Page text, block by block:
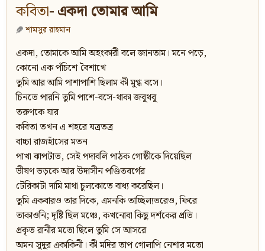
কবিতা- একদা তোমার আমি
শামসুর রাহমান
একদা, তোমাকে আমি অহংকারী বলে জানতাম। মনে পড়ে,
কোনো এক পঁচিশে বৈশাখে
তুমি আর আমি পাশাপাশি ছিলাম কী মুগ্ধ বসে।
চিনতে পারনি তুমি পাশে-বসে-থাকা জবুথবু
তরুণকে যার
কবিতা তখন এ শহরে যত্রতত্র
বাচ্চা রাজহাঁসের মতন
পাখা ঝাপটাত, সেই পদাবলি পাঠক গোষ্ঠীকে দিয়েছিল
ভীষণ ভড়কে আর উদাসীন পণ্ডিতবর্গের
টেরিকাটা দামি মাথা চুলকোতে বাধ্য করেছিল।
তুমি একবারও তার দিকে, এমনকি তাচ্ছিল্যভরেও, ফিরে
তাকাওনি; দৃষ্টি ছিল মঞ্চে, কখনোবা কিছু দর্শকের প্রতি।
প্রকৃত রানীর মতো ছিলে তুমি সে আসরে
অমন সুদুর একাকিনী। কী মদির তাপ গোলাপি নেশার মতো